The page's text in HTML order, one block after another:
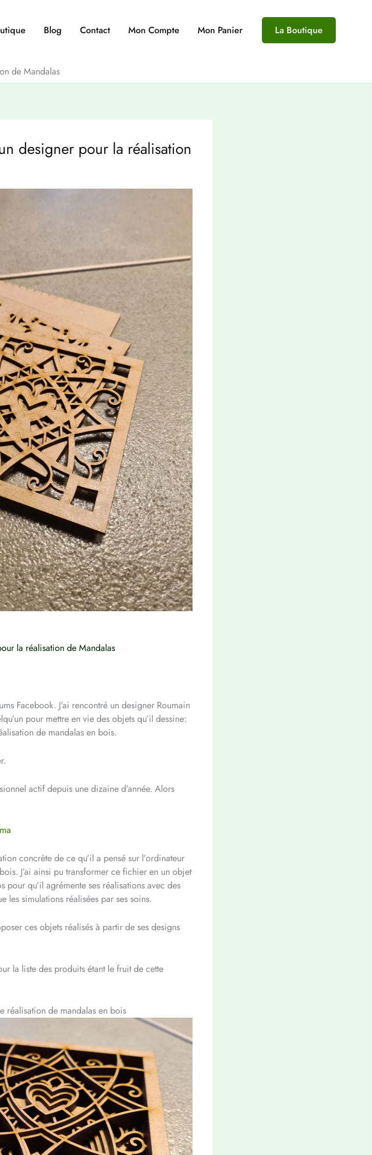
Blog Contact Mon Compte Mon Panier La Boutique
de Mandalas
designer pour la réalisation
la réalisation de Mandalas
Facebook. J’ai rencontré un designer Roumain
pour mettre en vie des objets qu’il dessine:
de mandalas en bois.
actif depuis une dizaine d’année. Alors
concrète de ce qu’il a pensé sur l’ordinateur
J’ai ainsi pu transformer ce fichier en un objet
pour qu’il agrémente ses réalisations avec des
les simulations réalisées par ses soins.
ces objets réalisés à partir de ses designs
la liste des produits étant le fruit de cette
réalisation de mandalas en bois